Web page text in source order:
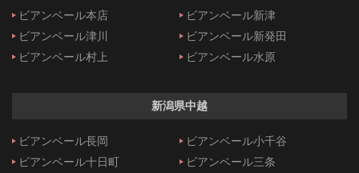
ビアンベール本店
ビアンベール新津
ビアンベール津川
ビアンベール新発田
ビアンベール村上
ビアンベール水原
新潟県中越
ビアンベール長岡
ビアンベール小千谷
ビアンベール十日町
ビアンベール三条